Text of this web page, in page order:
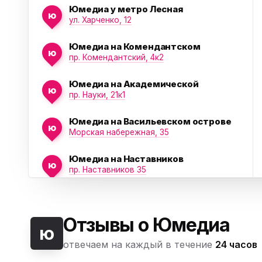
ю
Юмедиа у метро Лесная
ул. Харченко, 12
ю
Юмедиа на Комендантском
пр. Комендантский, 4к2
ю
Юмедиа на Академической
пр. Науки, 21к1
ю
Юмедиа на Васильевском острове
Морская набережная, 35
ю
Юмедиа на Наставников
пр. Наставников 35
ю
Юмедиа в ТК Юго-Запад
пр. Маршала Жукова, 35-1
ю Отзывы о Юмедиа
отвечаем на каждый в течение 24 часов